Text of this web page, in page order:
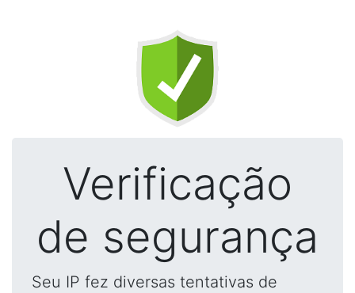
Verificação
de segurança
Seu IP fez diversas tentativas de